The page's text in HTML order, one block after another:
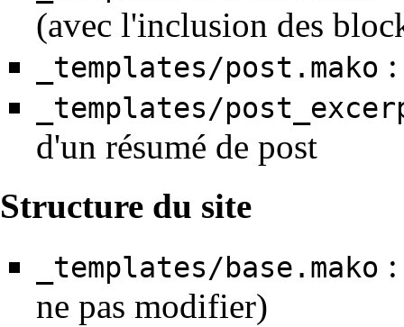
(avec l'inclusion des
_templates/post.mako
_templates/
d'un résumé de post
Structure du site
_templates/base.mako
ne pas modifier)